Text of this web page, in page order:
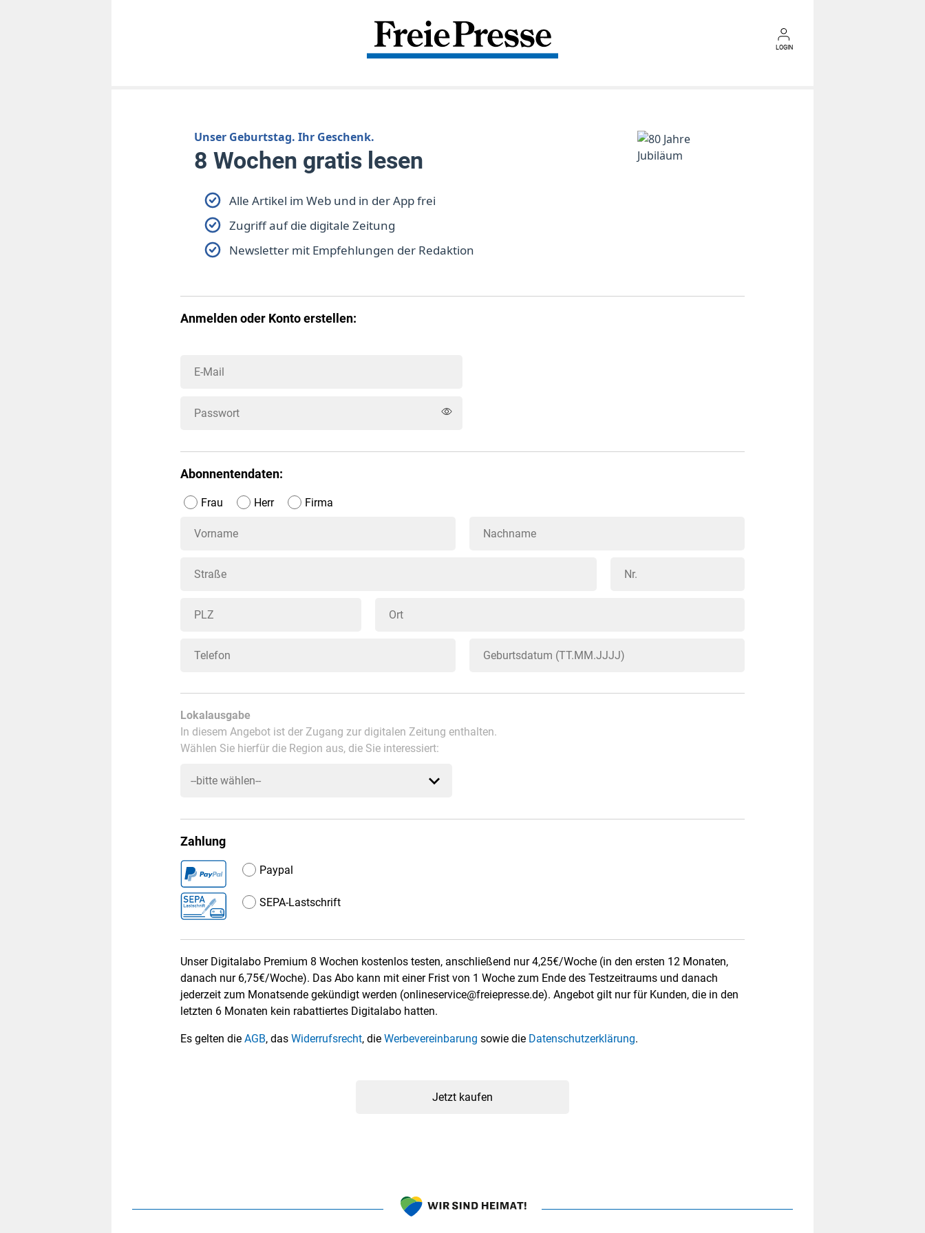
LOGIN
Unser Geburtstag. Ihr Geschenk.
8 Wochen gratis lesen
Alle Artikel im Web und in der App frei
Zugriff auf die digitale Zeitung
Newsletter mit Empfehlungen der Redaktion
Anmelden oder Konto erstellen:
Abonnentendaten:
Frau Herr Firma
Lokalausgabe
In diesem Angebot ist der Zugang zur digitalen Zeitung enthalten.
Wählen Sie hierfür die Region aus, die Sie interessiert:
Zahlung
Paypal
SEPA-Lastschrift
Unser Digitalabo Premium 8 Wochen kostenlos testen, anschließend nur 4,25€/Woche (in den ersten 12 Monaten,
danach nur 6,75€/Woche). Das Abo kann mit einer Frist von 1 Woche zum Ende des Testzeitraums und danach
jederzeit zum Monatsende gekündigt werden (onlineservice@freiepresse.de). Angebot gilt nur für Kunden, die in den
letzten 6 Monaten kein rabattiertes Digitalabo hatten.
Es gelten die AGB, das Widerrufsrecht , die Werbevereinbarung sowie die Datenschutzerklärung.